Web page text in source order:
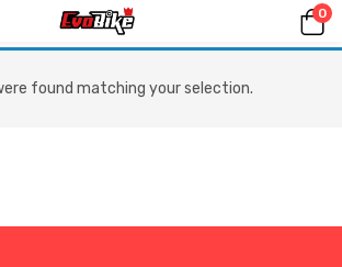
0
found matching your selection.